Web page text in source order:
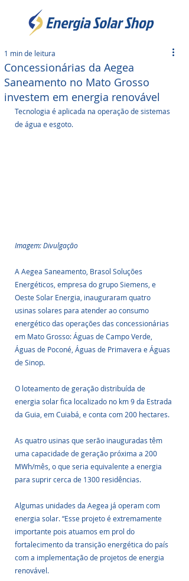
Concessionárias da Aegea
Saneamento no Mato Grosso
investem em energia renovável
1 min de leitura
Tecnologia é aplicada na operação de sistemas
de água e esgoto.
Imagem: Divulgação
A Aegea Saneamento, Brasol Soluções
Energéticos, empresa do grupo Siemens, e
Oeste Solar Energia, inauguraram quatro
usinas solares para atender ao consumo
energético das operações das concessionárias
em Mato Grosso: Águas de Campo Verde,
Águas de Poconé, Águas de Primavera e Águas
de Sinop.
O loteamento de geração distribuída de
energia solar fica localizado no km 9 da Estrada
da Guia, em Cuiabá, e conta com 200 hectares.
As quatro usinas que serão inauguradas têm
uma capacidade de geração próxima a 200
MWh/mês, o que seria equivalente a energia
para suprir cerca de 1300 residências.
Algumas unidades da Aegea já operam com
energia solar. “Esse projeto é extremamente
importante pois atuamos em prol do
fortalecimento da transição energética do país
com a implementação de projetos de energia
renovável.